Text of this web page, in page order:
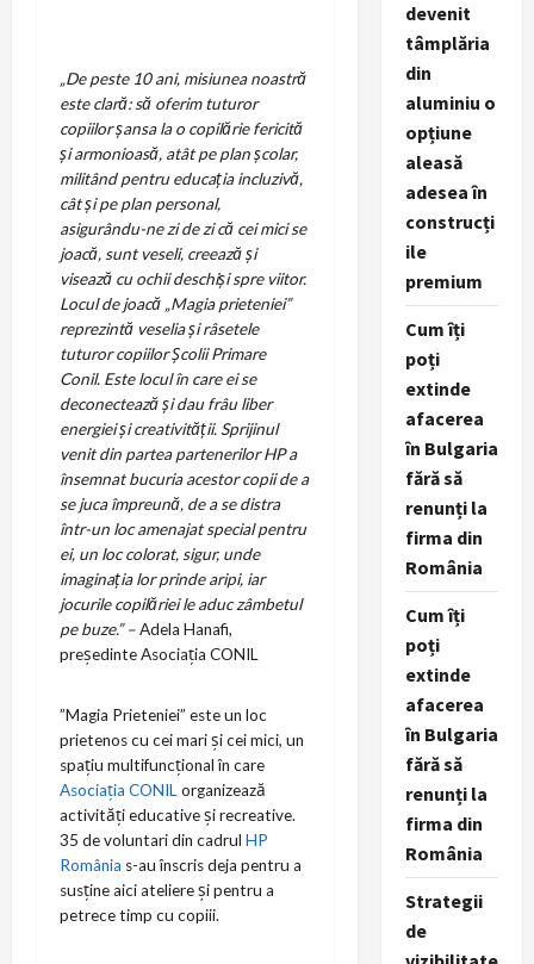
„De peste 10 ani, misiunea noastră
este clară: să oferim tuturor
copiilor șansa la o copilărie fericită
și armonioasă, atât pe plan școlar,
militând pentru educația incluzivă,
cât și pe plan personal,
asigurându-ne zi de zi că cei mici se
joacă, sunt veseli, creează și
visează cu ochii deschiși spre viitor.
Locul de joacă „Magia prieteniei”
reprezintă veselia și râsetele
tuturor copiilor Școlii Primare
Conil. Este locul în care ei se
deconectează și dau frâu liber
energiei și creativității. Sprijinul
venit din partea partenerilor HP a
însemnat bucuria acestor copii de a
se juca împreună, de a se distra
într-un loc amenajat special pentru
ei, un loc colorat, sigur, unde
imaginația lor prinde aripi, iar
jocurile copilăriei le aduc zâmbetul
pe buze.” –Adela Hanafi,
președinte Asociația CONIL
”Magia Prieteniei” este un loc
prietenos cu cei mari și cei mici, un
spațiu multifuncțional în care
Asociația CONIL organizează
activități educative și recreative.
35 de voluntari din cadrul HP
România s-au înscris deja pentru a
susține aici ateliere și pentru a
petrece timp cu copiii.
devenit
tâmplăria
din
aluminiu o
opțiune
aleasă
adesea în
construcți
ile
premium
Cum îți
poți
extinde
afacerea
în Bulgaria
fără să
renunți la
firma din
România
Cum îți
poți
extinde
afacerea
în Bulgaria
fără să
renunți la
firma din
România
Strategii
de